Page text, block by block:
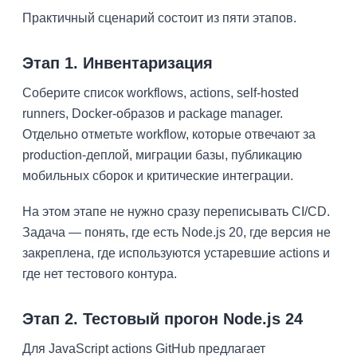
Практичный сценарий состоит из пяти этапов.
Этап 1. Инвентаризация
Соберите список workflows, actions, self-hosted
runners, Docker-образов и package manager.
Отдельно отметьте workflow, которые отвечают за
production-деплой, миграции базы, публикацию
мобильных сборок и критические интеграции.
На этом этапе не нужно сразу переписывать CI/CD.
Задача — понять, где есть Node.js 20, где версия не
закреплена, где используются устаревшие actions и
где нет тестового контура.
Этап 2. Тестовый прогон Node.js 24
Для JavaScript actions GitHub предлагает